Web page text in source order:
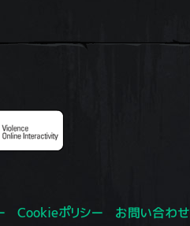
Cookieポリシー お問い合わせ